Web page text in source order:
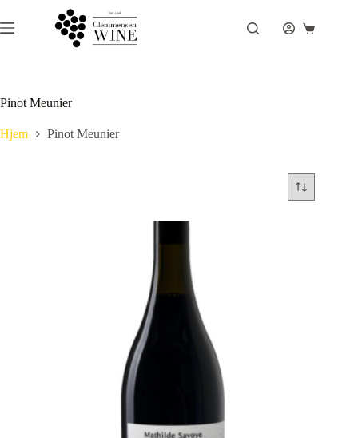
til
indhold
Pinot Meunier
Hjem Pinot Meunier